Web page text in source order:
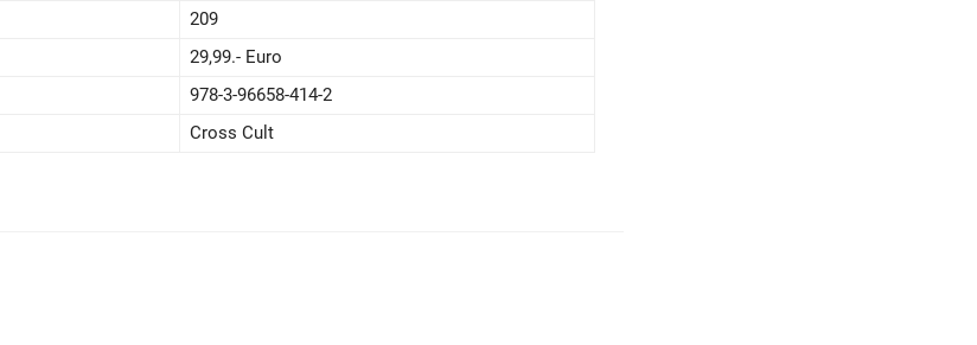
209
29,99.- Euro
978-3-96658-414-2
Cross Cult